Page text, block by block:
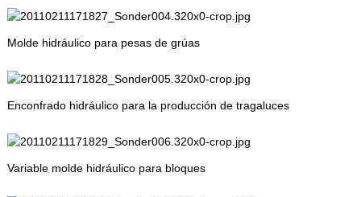
Molde hidráulico para pesas de grúas
Enconfrado hidráulico para la producción de tragaluces
Variable molde hidráulico para bloques